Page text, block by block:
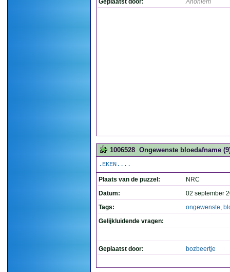
Geplaatst door: Anoniem
1006528 Ongewenste bloedafname
.EKEN....
Plaats van de puzzel:
NRC
Datum:
02 september
Tags:
ongewenste,
Gelijkluidende vragen:
Geplaatst door: bozbeertje